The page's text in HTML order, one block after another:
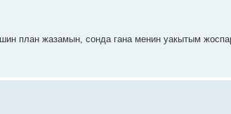
план жазамын, сонда гана менин уакытым